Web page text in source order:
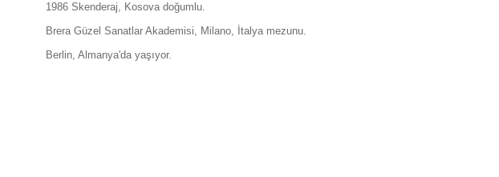
1986 Skenderaj, Kosova doğumlu.
Brera Güzel Sanatlar Akademisi, Milano, İtalya mezunu.
Berlin, Almanya'da yaşıyor.